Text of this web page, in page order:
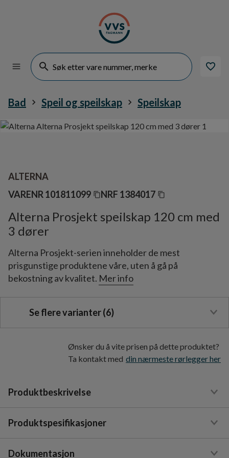
Bad Speil og speilskap Speilskap
ALTERNA
VARENR 101811099 NRF 1384017
Alterna Prosjekt speilskap 120 cm med
3 dører
Alterna Prosjekt-serien inneholder de mest
prisgunstige produktene våre, uten å gå på
bekostning av kvalitet. Mer info
Se flere varianter (6)
Ønsker du å vite prisen på dette produktet?
Ta kontakt med din nærmeste rørlegger her
Produktbeskrivelse
Produktspesifikasjoner
Dokumentasjon